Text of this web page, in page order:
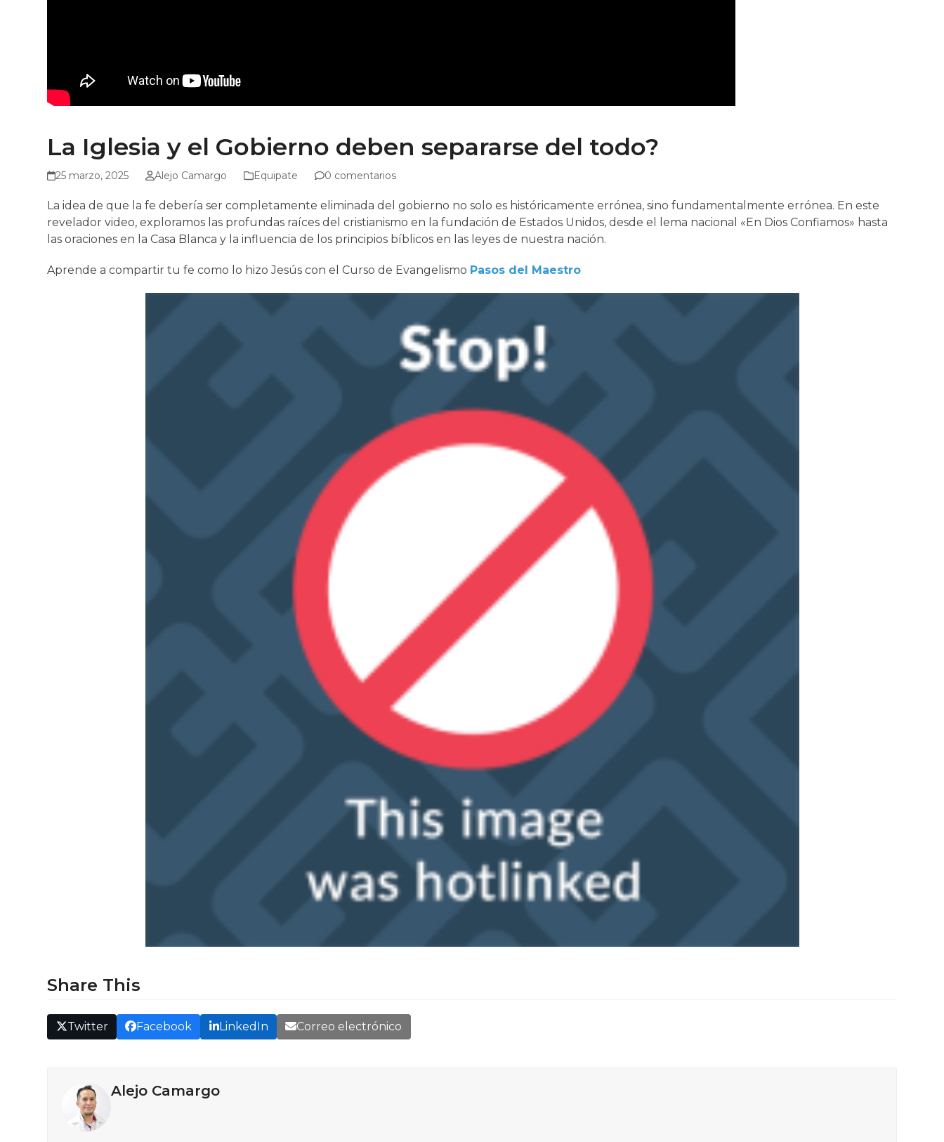
La Iglesia y el Gobierno deben separarse del todo?
25 marzo, 2025 Alejo Camargo Equipate 0 comentarios
La idea de que la fe debería ser completamente eliminada del gobierno no solo es históricamente errónea, sino fundamentalmente errónea. En este
revelador video, exploramos las profundas raíces del cristianismo en la fundación de Estados Unidos, desde el lema nacional «En Dios Confiamos» hasta
las oraciones en la Casa Blanca y la influencia de los principios bíblicos en las leyes de nuestra nación.
Aprende a compartir tu fe como lo hizo Jesús con el Curso de Evangelismo Pasos del Maestro
Share This
Twitter Facebook LinkedIn Correo electrónico
Alejo Camargo